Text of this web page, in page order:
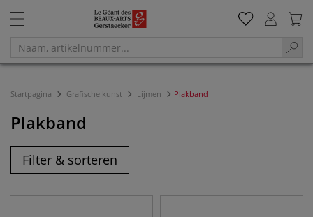
Startpagina Grafische kunst Lijmen Plakband
Plakband
Filter & sorteren